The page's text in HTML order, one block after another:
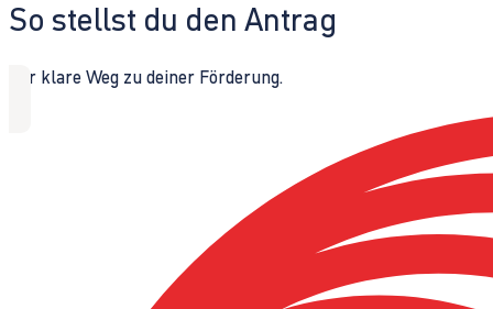
So stellst du den Antrag
Der klare Weg zu deiner Förderung.